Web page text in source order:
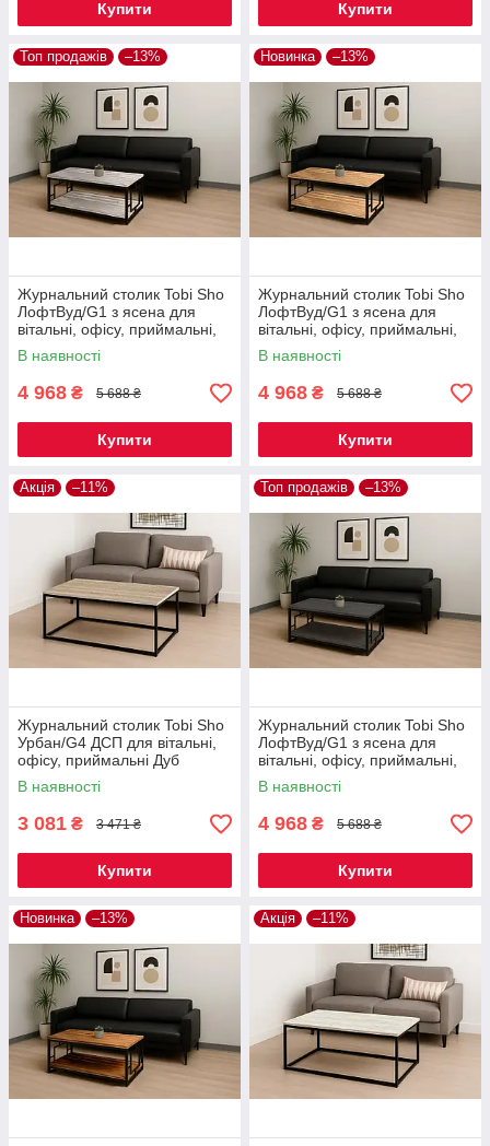
Купити Купити
Топ продажів –13%
Журнальний столик Tobi Sho
ЛофтВуд/G1 з ясена для
вітальні, офісу, приймальні,
тераси Канадська сосна,
500х1200х600 мм
В наявності
4 968 ₴ 5 688 ₴
Купити
Новинка –13%
Журнальний столик Tobi Sho
ЛофтВуд/G1 з ясена для
вітальні, офісу, приймальні,
тераси Дуб, 500х1200х600
мм
В наявності
4 968 ₴ 5 688 ₴
Купити
Акція –11%
Журнальний столик Tobi Sho
Урбан/G4 ДСП для вітальні,
офісу, приймальні Дуб
сонома, 500х1140х470 мм
В наявності
3 081 ₴ 3 471 ₴
Купити
Топ продажів –13%
Журнальний столик Tobi Sho
ЛофтВуд/G1 з ясена для
вітальні, офісу, приймальні,
тераси Графіт, 500х1200х600
мм
В наявності
4 968 ₴ 5 688 ₴
Купити
Новинка –13% Акція –11%